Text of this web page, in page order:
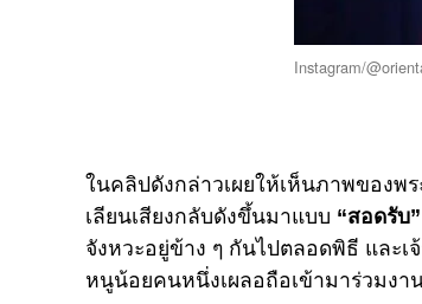
Instagram/
ในคลิปดังกล่าวเผยให้เห็นภาพของพ
เลียนเสียงกลับดังขึ้นมาแบบ “สอดรับ”
จังหวะอยู่ข้าง ๆ กันไปตลอดพิธี และเ
หนูน้อยคนหนึ่งเผลอถือเข้ามาร่วมงา